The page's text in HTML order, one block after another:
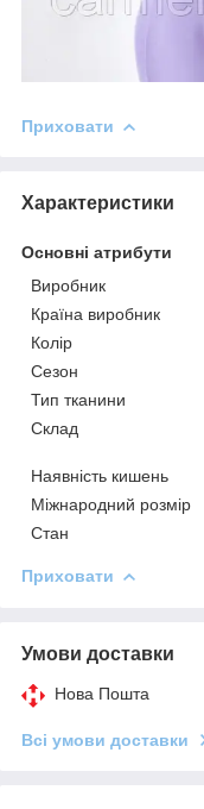
Приховати
Характеристики
Основні атрибути
Виробник
Країна виробник
Колір
Сезон
Тип тканини
Склад
Наявність кишень
Міжнародний розмір
Стан
Приховати
Умови доставки
Нова Пошта
Всі умови доставки